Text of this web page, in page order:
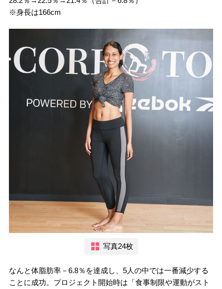
※身長は166cm
写真24枚
なんと体脂肪率－6.8％を達成し、5人の中では一番減少する
ことに成功。プロジェクト開始時は「食事制限や運動がスト